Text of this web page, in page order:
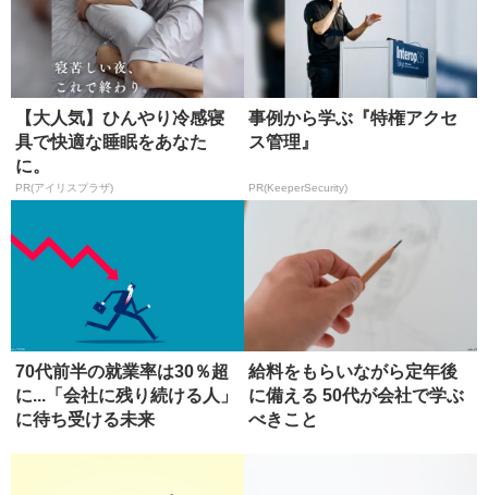
【大人気】ひんやり冷感寝
具で快適な睡眠をあなた
に。
PR(アイリスプラザ)
事例から学ぶ『特権アクセ
ス管理』
PR(KeeperSecurity)
70代前半の就業率は30％超
に...「会社に残り続ける人」
に待ち受ける未来
給料をもらいながら定年後
に備える 50代が会社で学ぶ
べきこと